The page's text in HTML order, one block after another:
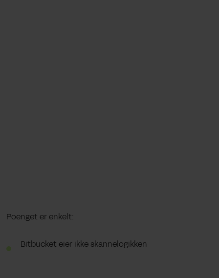
Poenget er enkelt:
Bitbucket eier ikke skannelogikken